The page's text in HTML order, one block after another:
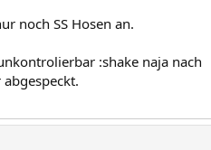
noch SS Hosen an.
:shake naja nach